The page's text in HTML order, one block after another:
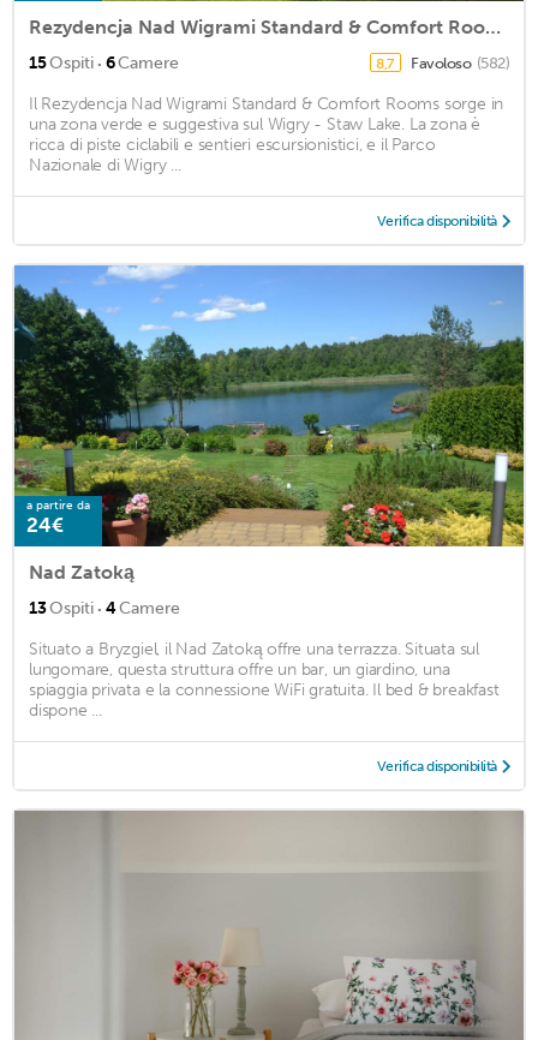
Rezydencja Nad Wigrami Standard & Comfort Rooms
15Ospiti · 6Camere 8,7 Favoloso (582)
Il Rezydencja Nad Wigrami Standard & Comfort Rooms sorge in
una zona verde e suggestiva sul Wigry - Staw Lake. La zona è
ricca di piste ciclabili e sentieri escursionistici, e il Parco
Nazionale di Wigry ...
Verifica disponibilità
a partire da
24€
Nad Zatoką
13Ospiti · 4Camere
Situato a Bryzgiel, il Nad Zatoką offre una terrazza. Situata sul
lungomare, questa struttura offre un bar, un giardino, una
spiaggia privata e la connessione WiFi gratuita. Il bed & breakfast
dispone ...
Verifica disponibilità